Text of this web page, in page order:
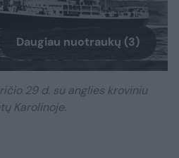
Daugiau nuotraukų (3)
29 d. su anglies kroviniu
Karolinoje.